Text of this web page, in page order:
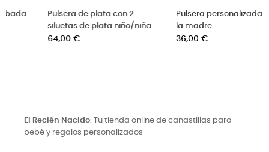
Pulsera personalizada día de
la madre
Precio
36,00 €
Pulsera con 2 medallas de
plata grabadas
Precio
42,00 €
El Recién Nacido: Tu tienda online de canastillas para
bebé y regalos personalizados